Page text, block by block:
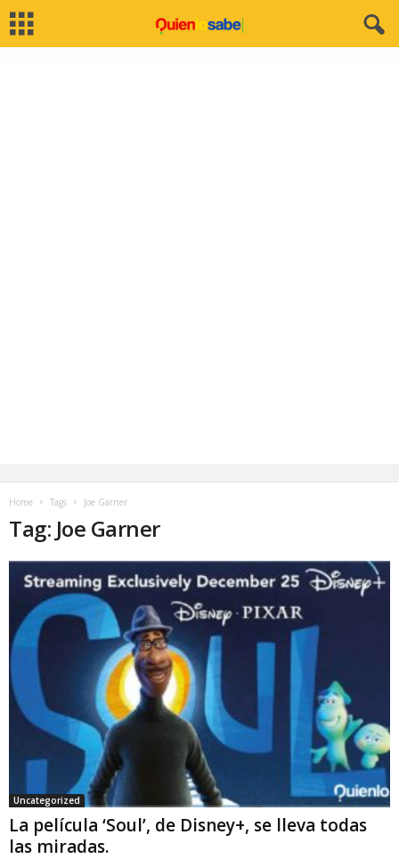
Home Tags Joe Garner
Tag: Joe Garner
Uncategorized
La película ‘Soul’, de Disney+, se lleva todas
las miradas.